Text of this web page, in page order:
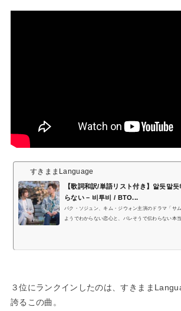
すきままLanguage
【歌詞和訳/単語リスト付き】알듯말
らない – 비투비 / BTO...
パク・ソジュン、キム・ジウォン主演のドラマ「サ
ようでわからない恋心と、バレそうで伝わらない本
３位にランクインしたのは、すきまま
誇るこの曲。